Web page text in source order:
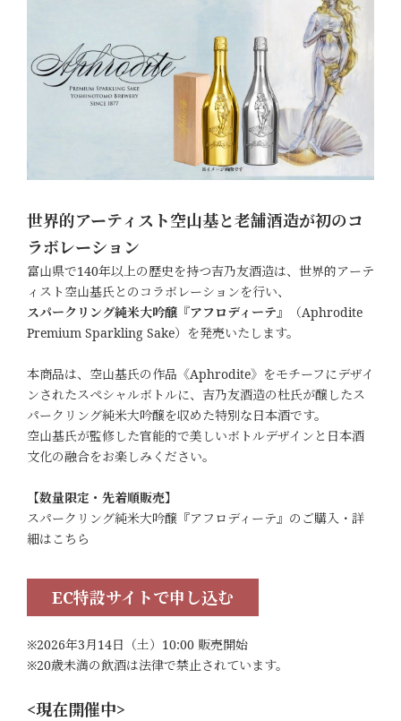
世界的アーティスト空山基と老舗酒造が初のコ
ラボレーション
富山県で140年以上の歴史を持つ吉乃友酒造は、世界的アーテ
ィスト空山基氏とのコラボレーションを行い、
スパークリング純米大吟醸『アフロディーテ』
（Aphrodite
Premium Sparkling Sake）を発売いたします。
本商品は、空山基氏の作品《Aphrodite》をモチーフにデザイ
ンされたスペシャルボトルに、吉乃友酒造の杜氏が醸したス
パークリング純米大吟醸を収めた特別な日本酒です。
空山基氏が監修した官能的で美しいボトルデザインと日本酒
文化の融合をお楽しみください。
【数量限定・先着順販売】
スパークリング純米大吟醸『アフロディーテ』のご購入・詳
細はこちら
EC特設サイトで申し込む
※2026年3月14日（土）10:00 販売開始
※20歳未満の飲酒は法律で禁止されています。
<現在開催中>